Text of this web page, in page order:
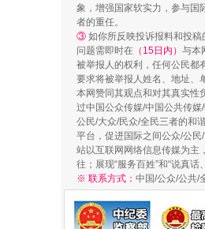
漫山遍野的桃花与雪
象，增强国家软实力，参与国
者的重任。
③ 如你所反映投诉报料和投
问题需即时在 （15日内） 与本
被举报人的权利，任何公民都
要求将被举报人姓名、地址、
本网赞同其观点和对其真实性
过中国公众传媒/中国公共传
公民/大众/民众/全民三者的和
平台，促进国际之间公众/公
站以互联网网络信息传媒为主
往；展现“服务百姓”和“说真
※ 联系方式： 中国/公众/公共/